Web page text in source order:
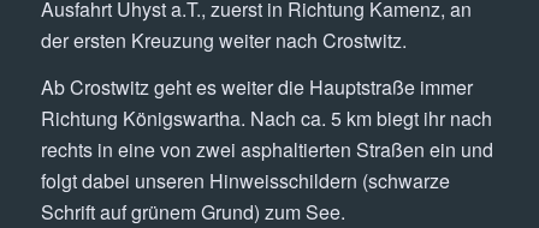
Ausfahrt Uhyst a.T., zuerst in Richtung Kamenz, an
der ersten Kreuzung weiter nach Crostwitz.
Ab Crostwitz geht es weiter die Hauptstraße immer
Richtung Königswartha. Nach ca. 5 km biegt ihr nach
rechts in eine von zwei asphaltierten Straßen ein und
folgt dabei unseren Hinweisschildern (schwarze
Schrift auf grünem Grund) zum See.